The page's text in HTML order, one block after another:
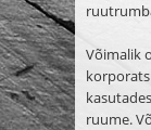
Võimalik
ruume.